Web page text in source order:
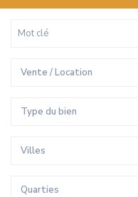
Vente / Location
Type du bien
Villes
Quarties